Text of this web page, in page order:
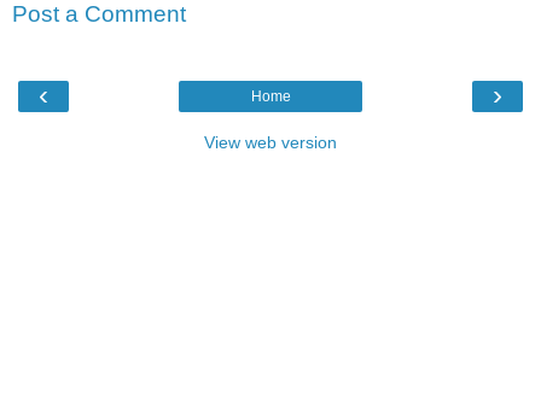
Post a Comment
‹ ›
Home
View web version